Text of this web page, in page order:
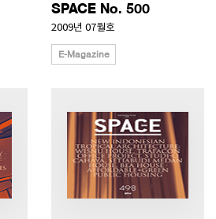
SPACE No. 500
2009년 07월호
E-Magazine